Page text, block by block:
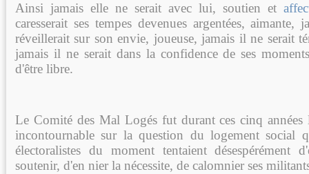
Ainsi jamais elle ne serait avec lui, soutien et
caresserait ses tempes devenues argentées, aimante,
réveillerait sur son envie, joueuse, jamais il ne serait
jamais il ne serait dans la confidence de ses
d'être libre.
Le Comité des Mal Logés fut durant ces cinq
incontournable sur la question du logement social
électoralistes du moment tentaient désespérément
soutenir, d'en nier la nécessite, de calomnier ses